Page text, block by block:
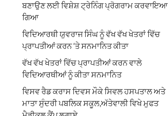
ਬਣਾਉਣ ਲਈ ਵਿਸ਼ੇਸ਼ ਟ੍ਰੇਨਿੰਗ ਪ੍ਰੋਗਰਾਮ ਕਰਵਾਇਆ
ਗਿਆ
ਵਿਦਿਆਰਥੀ ਯੁਵਰਾਜ ਸਿੰਘ ਨੂੰ ਵੱਖ ਵੱਖ ਖੇਤਰਾਂ ਵਿੱਚ
ਪ੍ਰਾਪਤੀਆਂ ਕਰਨ ‘ਤੇ ਸਨਮਾਨਿਤ ਕੀਤਾ
ਵੱਖ ਵੱਖ ਖੇਤਰਾਂ ਵਿੱਚ ਪ੍ਰਾਪਤੀਆਂ ਕਰਨ ਵਾਲੇ
ਵਿਦਿਆਰਥੀਆਂ ਨੂੰ ਕੀਤਾ ਸਨਮਾਨਿਤ
ਵਿਸਵ ਰੈਡ ਕਰਾਸ ਦਿਵਸ ਮੌਕੇ ਸਿਵਲ ਹਸਪਤਾਲ ਅਤੇ
ਮਾਤਾ ਸੁੰਦਰੀ ਪਬਲਿਕ ਸਕੂਲ,ਅੱਤੇਵਾਲੀ ਵਿਖੇ ਮੁਫਤ